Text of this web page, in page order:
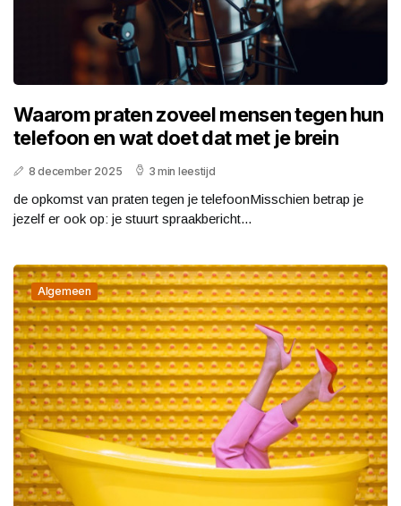
Waarom praten zoveel mensen tegen hun
telefoon en wat doet dat met je brein
8 december 2025 3 min leestijd
de opkomst van praten tegen je telefoonMisschien betrap je
jezelf er ook op: je stuurt spraakbericht...
Algemeen